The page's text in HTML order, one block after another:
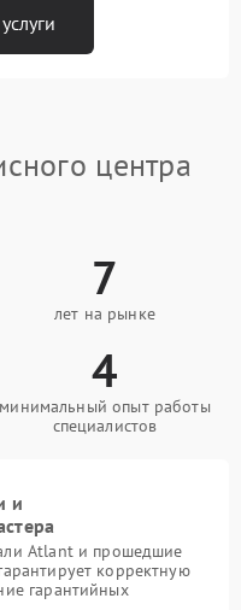
центра
7
лет на рынке
4
минимальный опыт работы
специалистов
и
Atlant и прошедшие
корректную
гарантийных